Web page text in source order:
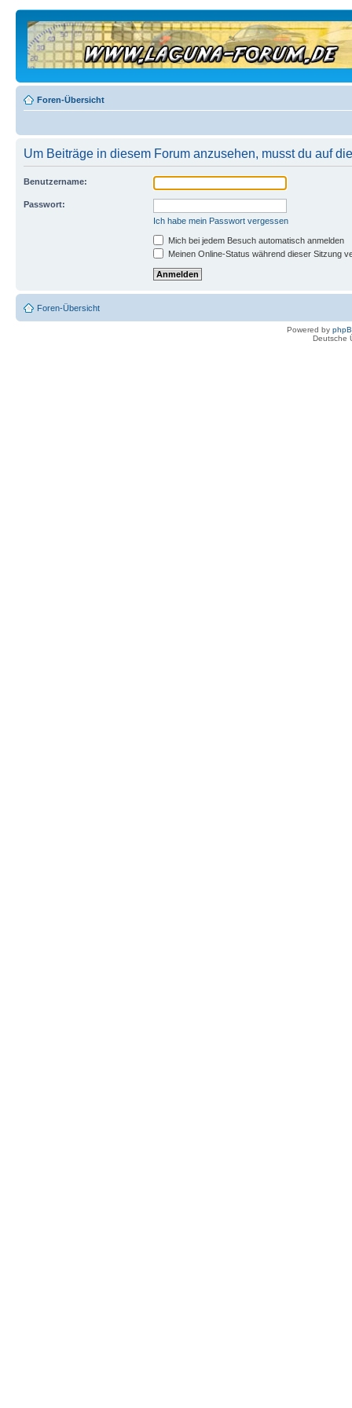
Foren-Übersicht
Um Beiträge in diesem Forum anzusehen, musst du auf
Benutzername:
Passwort:
Ich habe mein Passwort vergessen
Mich bei jedem Besuch automatisch anmelden
Meinen Online-Status während dieser Sitzung
Foren-Übersicht
Powered by
Deutsche